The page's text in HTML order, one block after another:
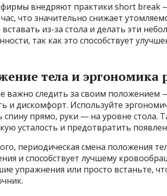
внедряют практики short break
что значительно снижает
из-за стола и делать эти
так как это способствует
тела и эргономика
важно следить за своим положением
и дискомфорт. Используйте
спину прямо, руки — на уровне стола.
усталость и предотвратить
периодическая смена положения
и способствует лучшему
упражнения или просто встаньте,